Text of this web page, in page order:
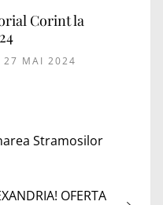
Corint la
27 MAI 2024
Stramosilor
OFERTA